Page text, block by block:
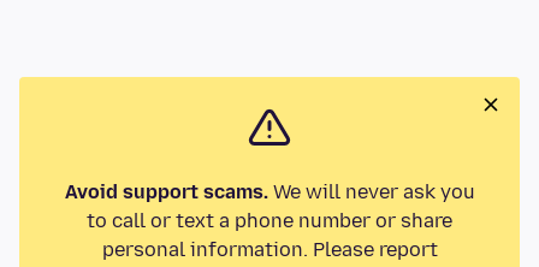
Avoid support scams.We will never ask you
to call or text a phone number or share
personal information. Please report